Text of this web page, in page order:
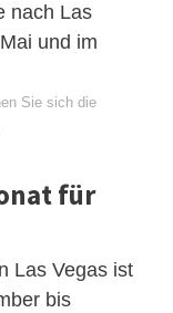
nach Las
und im
Sie sich die
für
Las Vegas ist
bis